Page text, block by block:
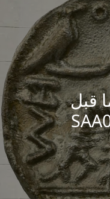
قبل